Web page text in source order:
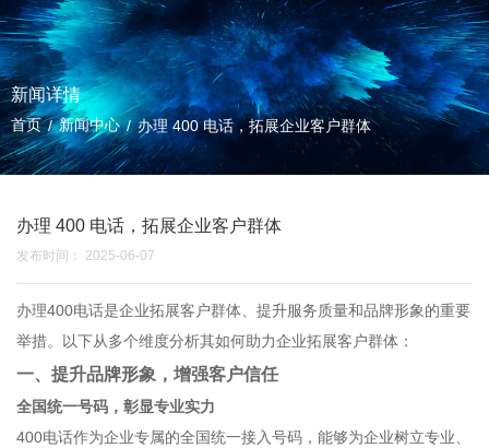
新闻详情
首页/新闻中心 /办理 400 电话，拓展企业客户群体
办理 400 电话，拓展企业客户群体
发布时间： 2025-06-07
办理400电话是企业拓展客户群体、提升服务质量和品牌形象的重要
举措。以下从多个维度分析其如何助力企业拓展客户群体：
一、提升品牌形象，增强客户信任
全国统一号码，彰显专业实力
400电话作为企业专属的全国统一接入号码，能够为企业树立专业、